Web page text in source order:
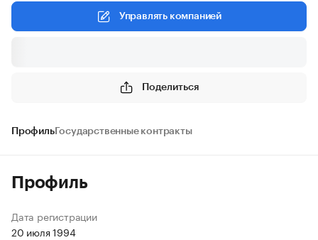
Управлять компанией
Поделиться
ПрофильГосударственные контракты
Профиль
Дата регистрации
20 июля 1994